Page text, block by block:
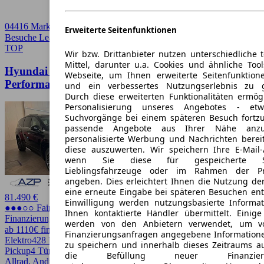
04416 Markkleeberg
Besuche Leasingmarkt
TOP
Hyundai IONIQ 9 7-S. 4WD UNIQ
Performance(435 PS)110 kWh
81.490 €
●●●○○ Fairer Preis
Finanzierung möglich
ab 1110€ finanzieren ↗
Elektro428 PS (315 kW)9.999 kmEZ 03/2026AutomatikSUV /
Pickup4 Türen
Allrad, Android Auto, Apple CarPlay, Beheizbares Lenkrad,
Erweiterte Seitenfunktionen
Wir bzw. Drittanbieter nutzen unterschiedliche
Mittel, darunter u.a. Cookies und ähnliche
Webseite, um Ihnen erweiterte
und ein verbessertes Nutzungserlebnis zu
Durch diese erweiterten Funktionalitäten
Personalisierung unseres Angebotes -
Suchvorgänge bei einem späteren Besuch
passende Angebote aus Ihrer Nähe
personalisierte Werbung und Nachrichten
diese auszuwerten. Wir speichern Ihre E-Mail-
wenn Sie diese für gespeicherte
Lieblingsfahrzeuge oder im Rahmen der
angeben. Dies erleichtert Ihnen die Nutzung
eine erneute Eingabe bei späteren Besuchen
Einwilligung werden nutzungsbasierte
Ihnen kontaktierte Händler übermittelt. Einige
werden von den Anbietern verwendet, um
Finanzierungsanfragen angegebene
zu speichern und innerhalb dieses Zeitraums
die Befüllung neuer